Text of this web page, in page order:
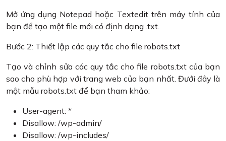
Mở ứng dụng Notepad hoặc Textedit trên máy tính của
bạn để tạo một file mới có định dạng .txt.
Bước 2: Thiết lập các quy tắc cho file robots.txt
Tạo và chỉnh sửa các quy tắc cho file robots.txt của bạn
sao cho phù hợp với trang web của bạn nhất. Đưới đây là
một mẫu robots.txt để bạn tham khảo:
User-agent: *
Disallow: /wp-admin/
Disallow: /wp-includes/